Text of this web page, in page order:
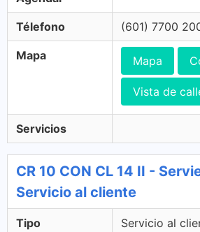
Télefono (601) 7700
Mapa Mapa
Vista de
Servicios
CR 10 CON CL 14 II -
Servicio al cliente
Tipo Servicio al